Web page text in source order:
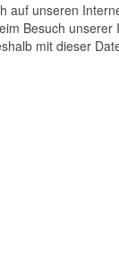
auf unseren
Besuch
mit dieser